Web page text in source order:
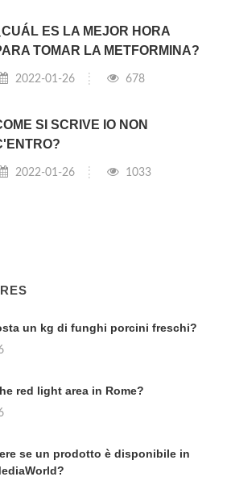
ES LA MEJOR HORA
TOMAR LA METFORMINA?
2022-01-26 678
SI SCRIVE IO NON
2022-01-26 1033
un kg di funghi porcini freschi?
red light area in Rome?
se un prodotto è disponibile in